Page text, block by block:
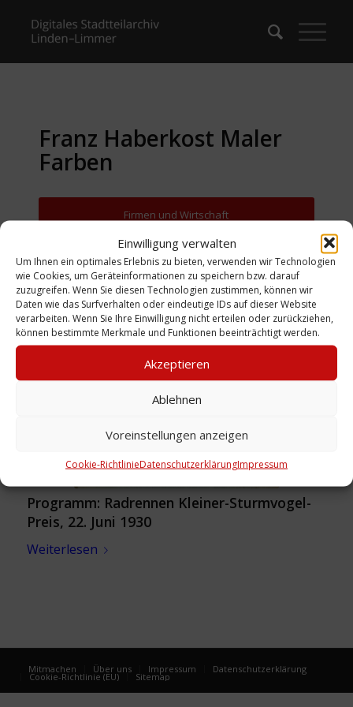
Einwilligung verwalten
Um Ihnen ein optimales Erlebnis zu bieten, verwenden wir Technologien
wie Cookies, um Geräteinformationen zu speichern bzw. darauf
zuzugreifen. Wenn Sie diesen Technologien zustimmen, können wir
Daten wie das Surfverhalten oder eindeutige IDs auf dieser Website
verarbeiten. Wenn Sie Ihre Einwilligung nicht erteilen oder zurückziehen,
können bestimmte Merkmale und Funktionen beeinträchtigt werden.
Akzeptieren
Ablehnen
Voreinstellungen anzeigen
Cookie-RichtlinieDatenschutzerklärungImpressum
Franz Haberkost Maler
Farben
Firmen und Wirtschaft
Zurück zur Suche
Programm: Radrennen Kleiner-Sturmvogel-
Preis, 22. Juni 1930
Weiterlesen
Mitmachen Über uns Impressum Datenschutzerklärung
Cookie-Richtlinie (EU) Sitemap